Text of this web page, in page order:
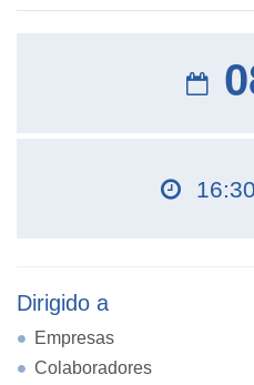
Dirigido a
Empresas
Colaboradores